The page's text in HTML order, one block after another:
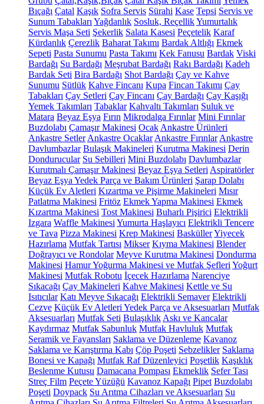
Bıçağı Çatal Kaşık Sofra Servis Sürahi Kase Tepsi Servis ve
Sunum Tabakları Yağdanlık Sosluk, ReçellikYumurtalık
Servis Maşa Seti Şekerlik Salata Kasesi Peçetelik Karaf
Kürdanlık Çerezlik Baharat Takımı Bardak Altlığı Ekmek
Sepeti Pasta Sunumu Pasta Takımı Kek Fanusu Bardak Viski
Bardağı Su Bardağı Meşrubat Bardağı Rakı Bardağı Kadeh
Bardak Seti Bira Bardağı Shot Bardağı Çay ve Kahve
Sunumu Sütlük Kahve Fincanı Kupa Fincan Takımı Çay
Tabakları Çay Setleri Çay Fincanı Çay Bardağı Çay Kaşığı
Yemek Takımları Tabaklar Kahvaltı Takımları Suluk ve
Matara Beyaz Eşya Fırın Mikrodalga Fırınlar Mini Fırınlar
Buzdolabı Çamaşır Makinesi Ocak Ankastre Ürünleri
Ankastre Setler Ankastre Ocaklar Ankastre Fırınlar Ankastre
Davlumbazlar Bulaşık Makineleri Kurutma Makinesi Derin
Dondurucular Su Sebilleri Mini Buzdolabı Davlumbazlar
Kurutmalı Çamaşır Makinesi Beyaz Eşya Setleri Aspiratörler
Beyaz Eşya Yedek Parça ve Bakım Ürünleri Şarap Dolabı
Küçük Ev Aletleri Kızartma ve Pişirme Makineleri Mısır
Patlatma Makinesi Fritöz Ekmek Yapma Makinesi Ekmek
Kızartma Makinesi Tost Makinesi Buharlı Pişirici Elektrikli
Izgara Waffle Makinesi Yumurta Haşlayıcı Elektrikli Tencere
ve Tava Pizza Makinesi Krep Makinesi BasküllerYiyecek
Hazırlama Mutfak Tartısı Mikser Kıyma Makinesi Blender
Doğrayıcı ve Rondolar Meyve Kurutma Makinesi Dondurma
Makinesi Hamur Yoğurma Makinesi ve Mutfak Şefleri Yoğurt
Makinesi Mutfak Robotu İçecek Hazırlama Narenciye
Sıkacağı Çay Makineleri Kahve Makinesi Kettle ve Su
Isıtıcılar Katı Meyve Sıkacağı Elektrikli Semaver Elektrikli
Cezve Küçük Ev Aletleri Yedek Parça ve Aksesuarları Mutfak
Aksesuarları Mutfak Seti Bulaşıklık Askı ve Kancalar
Kaydırmaz Mutfak Sabunluk Mutfak Havluluk Mutfak
Seramik ve Fayansları Saklama ve Düzenleme Kavanoz
Saklama ve Karıştırma Kabı Çöp Poşeti Sebzelikler Saklama
Bonesi ve Kapağı Mutfak Raf Düzenleyici Poşetlik Kaşıklık
Beslenme Kutusu Damacana Pompası Ekmeklik Sefer Tası
Streç Film Peçete Yüzüğü Kavanoz Kapağı Pipet Buzdolabı
Poşeti Doypack Su Arıtma Cihazları ve Aksesuarları Su